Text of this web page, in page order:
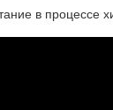
в процессе